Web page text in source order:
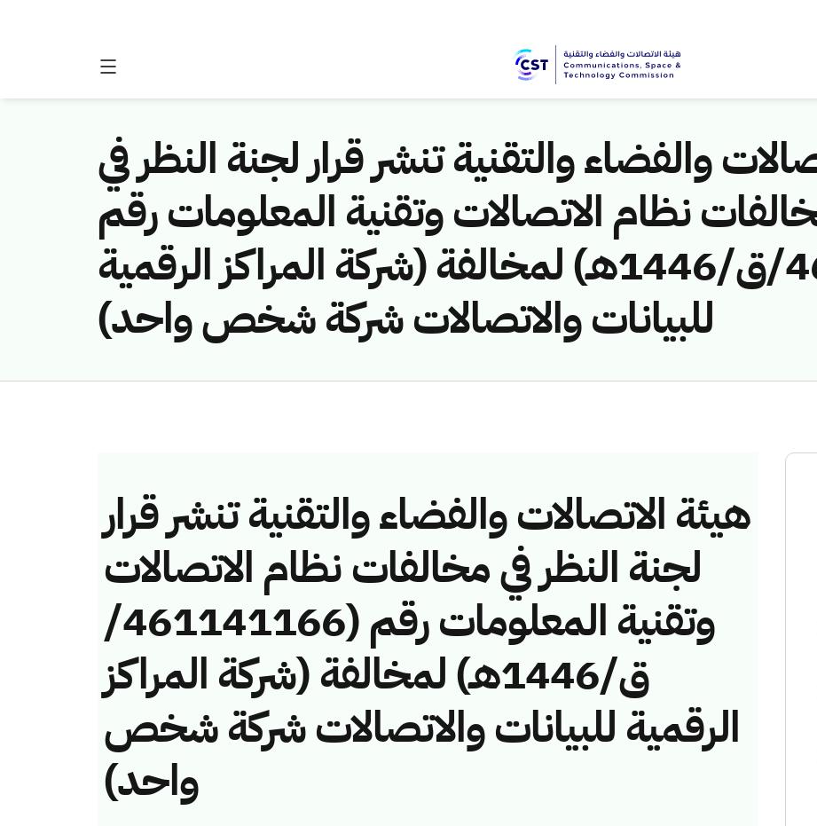
والفضاء والتقنية تنشر قرار لجنة النظر في
نظام الاتصالات وتقنية المعلومات رقم
(461141166/ق/1446هـ) لمخالفة (شركة المراكز الرقمية
للبيانات والاتصالات شركة شخص واحد)
هيئة الاتصالات والفضاء والتقنية تنشر قرار
لجنة النظر في مخالفات نظام الاتصالات
وتقنية المعلومات رقم (461141166/
ق/1446هـ) لمخالفة (شركة المراكز
الرقمية للبيانات والاتصالات شركة شخص
واحد)